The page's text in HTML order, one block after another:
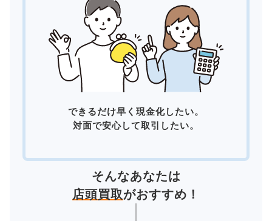
できるだけ早く現金化したい。
対面で安心して取引したい。
そんなあなたは
店頭買取がおすすめ！